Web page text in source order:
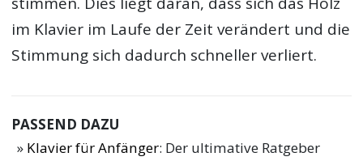
im Klavier im Laufe der Zeit verändert und die
Stimmung sich dadurch schneller verliert.
PASSEND DAZU
Klavier für Anfänger: Der ultimative Ratgeber